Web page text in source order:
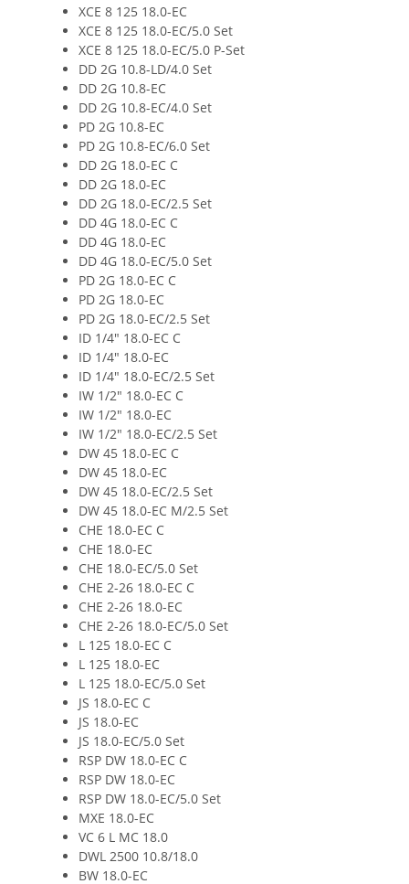
XCE 8 125 18.0-EC
XCE 8 125 18.0-EC/5.0 Set
XCE 8 125 18.0-EC/5.0 P-Set
DD 2G 10.8-LD/4.0 Set
DD 2G 10.8-EC
DD 2G 10.8-EC/4.0 Set
PD 2G 10.8-EC
PD 2G 10.8-EC/6.0 Set
DD 2G 18.0-EC C
DD 2G 18.0-EC
DD 2G 18.0-EC/2.5 Set
DD 4G 18.0-EC C
DD 4G 18.0-EC
DD 4G 18.0-EC/5.0 Set
PD 2G 18.0-EC C
PD 2G 18.0-EC
PD 2G 18.0-EC/2.5 Set
ID 1/4" 18.0-EC C
ID 1/4" 18.0-EC
ID 1/4" 18.0-EC/2.5 Set
IW 1/2" 18.0-EC C
IW 1/2" 18.0-EC
IW 1/2" 18.0-EC/2.5 Set
DW 45 18.0-EC C
DW 45 18.0-EC
DW 45 18.0-EC/2.5 Set
DW 45 18.0-EC M/2.5 Set
CHE 18.0-EC C
CHE 18.0-EC
CHE 18.0-EC/5.0 Set
CHE 2-26 18.0-EC C
CHE 2-26 18.0-EC
CHE 2-26 18.0-EC/5.0 Set
L 125 18.0-EC C
L 125 18.0-EC
L 125 18.0-EC/5.0 Set
JS 18.0-EC C
JS 18.0-EC
JS 18.0-EC/5.0 Set
RSP DW 18.0-EC C
RSP DW 18.0-EC
RSP DW 18.0-EC/5.0 Set
MXE 18.0-EC
VC 6 L MC 18.0
DWL 2500 10.8/18.0
BW 18.0-EC